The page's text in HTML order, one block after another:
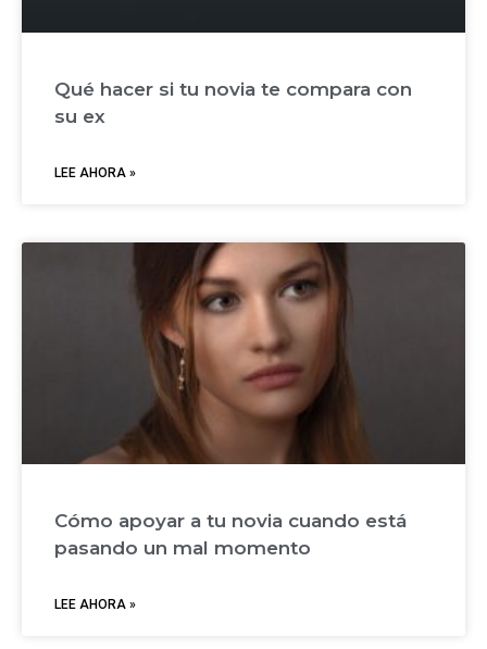
Qué hacer si tu novia te compara con
su ex
LEE AHORA »
Cómo apoyar a tu novia cuando está
pasando un mal momento
LEE AHORA »